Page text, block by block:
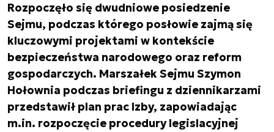
Rozpoczęło się dwudniowe posiedzenie
Sejmu, podczas którego posłowie zajmą się
kluczowymi projektami w kontekście
bezpieczeństwa narodowego oraz reform
gospodarczych. Marszałek Sejmu Szymon
Hołownia podczas briefingu z dziennikarzami
przedstawił plan prac Izby, zapowiadając
m.in. rozpoczęcie procedury legislacyjnej